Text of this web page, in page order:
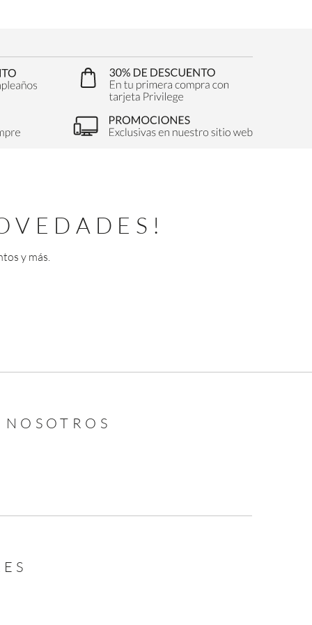
y más.